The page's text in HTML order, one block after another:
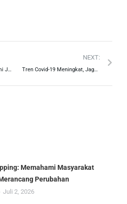
KSM Ternak Makmur Bhumi Jaya, Wahana Belajar Kreatif bagi Masyarakat
NEXT:
Tren Covid-19 Meningkat, Jaga Imunitas Tubuh Anda dengan Madu Hutan
Memahami Masyarakat
Perubahan
Juli 2, 2026